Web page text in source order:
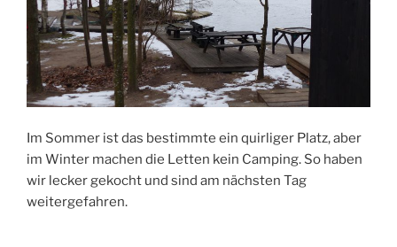
Im Sommer ist das bestimmte ein quirliger Platz, aber
im Winter machen die Letten kein Camping. So haben
wir lecker gekocht und sind am nächsten Tag
weitergefahren.